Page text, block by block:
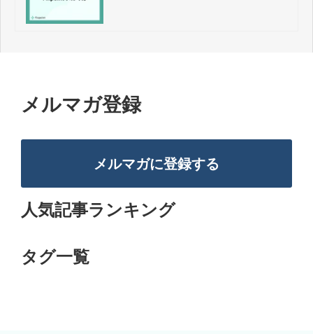
メルマガ登録
メルマガに登録する
人気記事ランキング
タグ一覧